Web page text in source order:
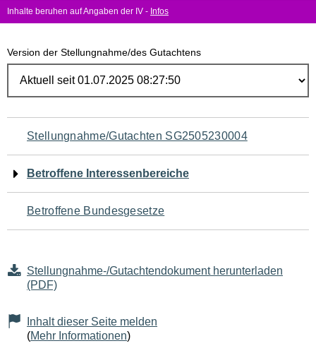
Inhalte beruhen auf Angaben der IV - Infos
Version der Stellungnahme/des Gutachtens
Navigation
für
den
Seiteninhalt
Stellungnahme/Gutachten SG2505230004
Betroffene Interessenbereiche
Betroffene Bundesgesetze
Stellungnahme-/Gutachtendokument herunterladen
(PDF)
Inhalt dieser Seite melden
(Mehr Informationen)